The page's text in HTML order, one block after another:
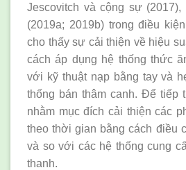
Jescovitch và cộng sự
(2019a; 2019b) trong điều
cho thấy sự cải thiện về hiệu
cách áp dụng hệ thống thức
với kỹ thuật nạp bằng tay và
thống bán thâm canh. Để tiếp
nhằm mục đích cải thiện các
theo thời gian bằng cách điều
và so với các hệ thống cung
thanh.